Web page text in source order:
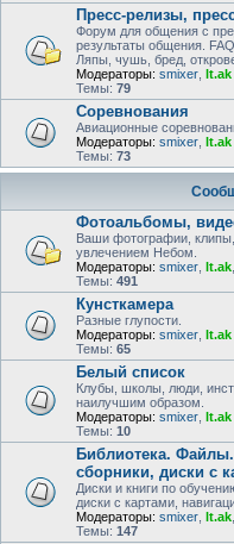
Пресс-релизы,
Форум для общения с
результаты общения.
Ляпы, чушь, бред,
Модераторы: smixer lt.ak
Темы: 79
Соревнования
Авиационные
Модераторы: smixer lt.ak
Темы: 73
Фотоальбомы,
Ваши фотографии,
увлечением Небом.
Модераторы: smixer lt.ak
Темы: 491
Кунсткамера
Разные глупости.
Модераторы: smixer lt.ak
Темы: 65
Белый список
Клубы, школы, люди,
наилучшим образом.
Модераторы: smixer lt.ak
Темы: 10
Библиотека.
сборники, диски с
Диски и книги по
диски с картами,
Модераторы: smixer lt.ak
Темы: 147